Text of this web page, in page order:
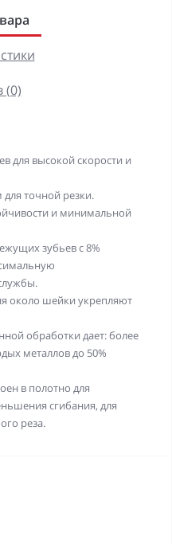
(0)
для высокой скорости и
точной резки.
и минимальной
зубьев с 8%
около шейки укрепляют
обработки дает: более
металлов до 50%
в полотно для
сгибания, для
реза.